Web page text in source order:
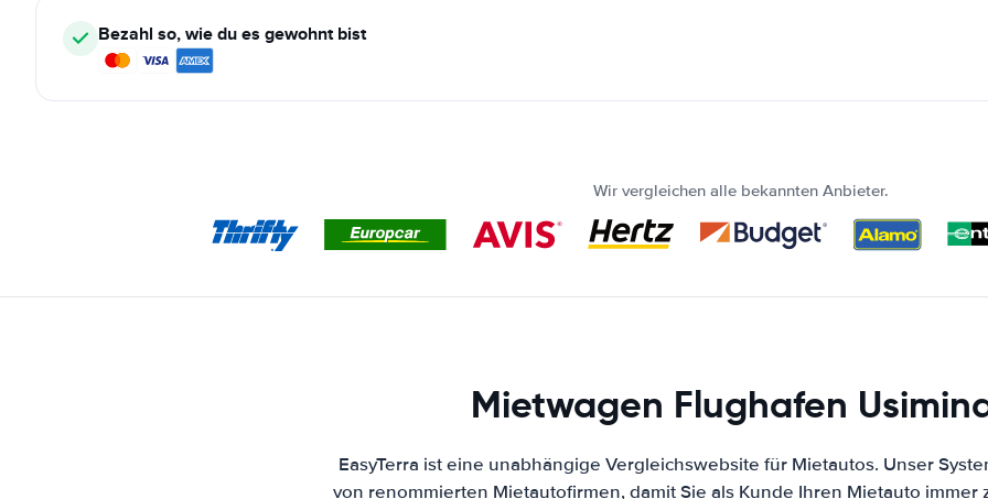
Bezahl so, wie du es gewohnt bist
Wir vergleichen alle bekannten Anbieter.
Mietwagen Flughafen
EasyTerra ist eine unabhängige Vergleichswebsite für Mietautos. Unser
von renommierten Mietautofirmen, damit Sie als Kunde Ihren Mietauto immer